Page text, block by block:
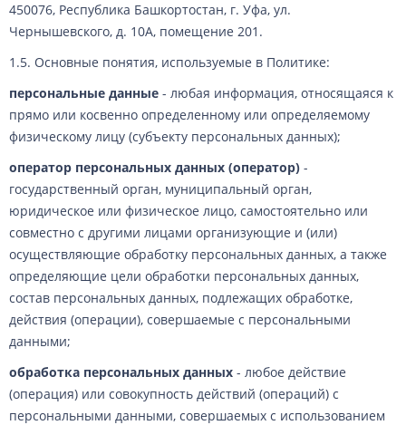
450076, Республика Башкортостан, г. Уфа, ул.
Чернышевского, д. 10А, помещение 201.
1.5. Основные понятия, используемые в Политике:
персональные данные - любая информация, относящаяся к
прямо или косвенно определенному или определяемому
физическому лицу (субъекту персональных данных);
оператор персональных данных (оператор) -
государственный орган, муниципальный орган,
юридическое или физическое лицо, самостоятельно или
совместно с другими лицами организующие и (или)
осуществляющие обработку персональных данных, а также
определяющие цели обработки персональных данных,
состав персональных данных, подлежащих обработке,
действия (операции), совершаемые с персональными
данными;
обработка персональных данных - любое действие
(операция) или совокупность действий (операций) с
персональными данными, совершаемых с использованием